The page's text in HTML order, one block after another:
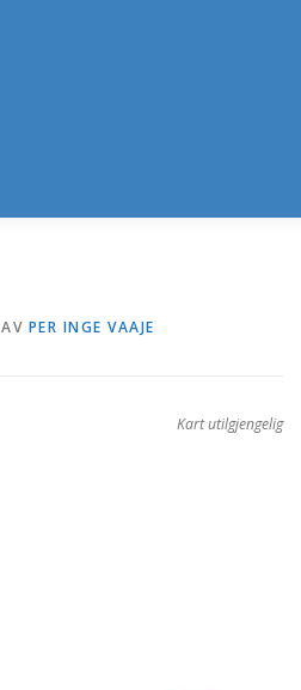
AV PER INGE VAAJE
Kart utilgjengelig